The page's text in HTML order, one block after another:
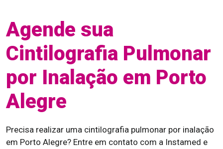
Agende sua
Cintilografia Pulmonar
por Inalação em Porto
Alegre
Precisa realizar uma cintilografia pulmonar por inalação
em Porto Alegre? Entre em contato com a Instamed e